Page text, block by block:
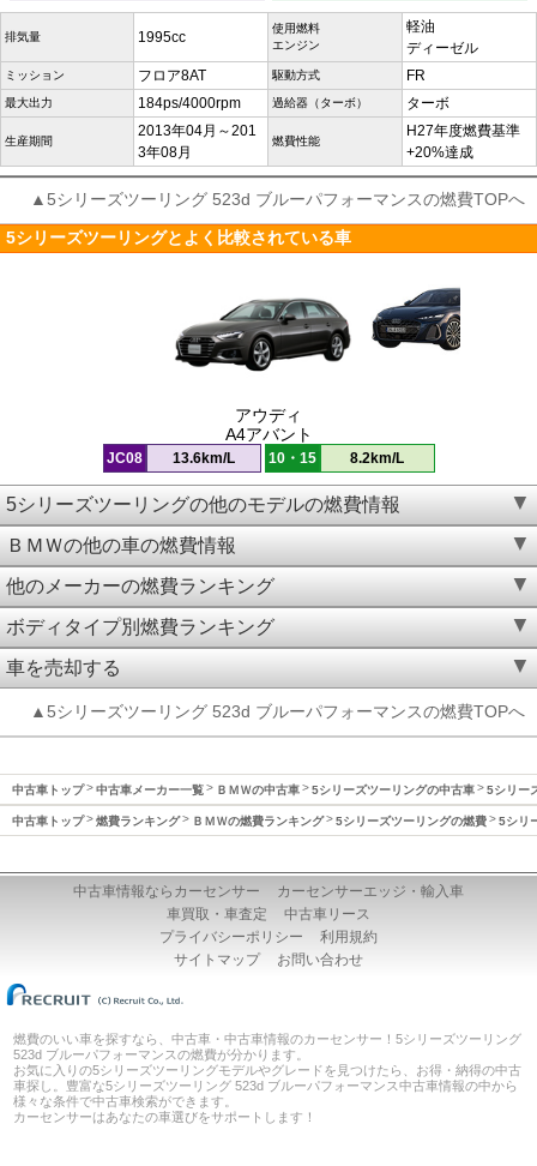
排気量 1995cc
使用燃料
エンジン
軽油
ディーゼル
ミッション フロア8AT 駆動方式 FR
最大出力 184ps/4000rpm 過給器（ターボ） ターボ
生産期間
2013年04月～201
3年08月
燃費性能
H27年度燃費基準
+20%達成
▲5シリーズツーリング 523d ブルーパフォーマンスの燃費TOPへ
5シリーズツーリングとよく比較されている車
アウディ
A4アバント
JC08 13.6km/L 10・15 8.2km/L
5シリーズツーリングの他のモデルの燃費情報
ＢＭＷの他の車の燃費情報
他のメーカーの燃費ランキング
ボディタイプ別燃費ランキング
車を売却する
▲5シリーズツーリング 523d ブルーパフォーマンスの燃費TOPへ
中古車トップ 中古車メーカー一覧 ＢＭＷの中古車 5シリーズツーリングの中古車 5シリー
中古車トップ 燃費ランキング ＢＭＷの燃費ランキング 5シリーズツーリングの燃費 5シリ
中古車情報ならカーセンサー
カーセンサーエッジ・輸入車
車買取・車査定
中古車リース
プライバシーポリシー
利用規約
サイトマップ
お問い合わせ
燃費のいい車を探すなら、中古車・中古車情報のカーセンサー！5シリーズツーリング
523d ブルーパフォーマンスの燃費が分かります。
お気に入りの5シリーズツーリングモデルやグレードを見つけたら、お得・納得の中古
車探し。豊富な5シリーズツーリング 523d ブルーパフォーマンス中古車情報の中から
様々な条件で中古車検索ができます。
カーセンサーはあなたの車選びをサポートします！